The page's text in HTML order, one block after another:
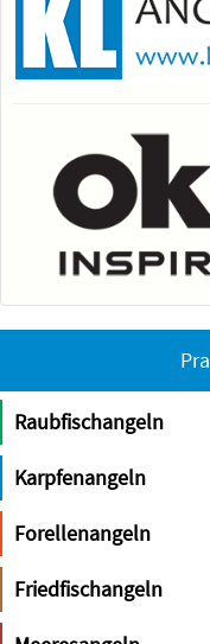
Raubfischangeln
Karpfenangeln
Forellenangeln
Friedfischangeln